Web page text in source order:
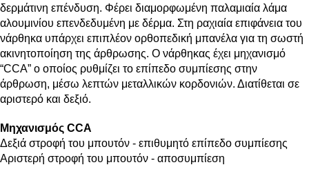
δερμάτινη επένδυση. Φέρει διαμορφωμένη παλαμιαία λάμα
αλουμινίου επενδεδυμένη με δέρμα. Στη ραχιαία επιφάνεια του
νάρθηκα υπάρχει επιπλέον ορθοπεδική μπανέλα για τη σωστή
ακινητοποίηση της άρθρωσης. Ο νάρθηκας έχει μηχανισμό
“CCA” ο οποίος ρυθμίζει το επίπεδο συμπίεσης στην
άρθρωση, μέσω λεπτών μεταλλικών κορδονιών. Διατίθεται σε
αριστερό και δεξιό.
Μηχανισμός CCA
Δεξιά στροφή του μπουτόν - επιθυμητό επίπεδο συμπίεσης
Αριστερή στροφή του μπουτόν - αποσυμπίεση